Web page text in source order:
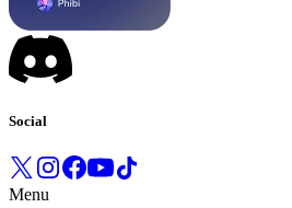
Social
Menu